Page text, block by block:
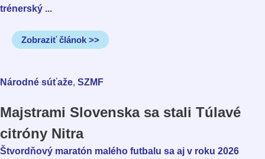
trénerský ...
Zobraziť článok >>
Národné súťaže, SZMF
Majstrami Slovenska sa stali Túlavé
citróny Nitra
Štvordňový maratón malého futbalu sa aj v roku 2026